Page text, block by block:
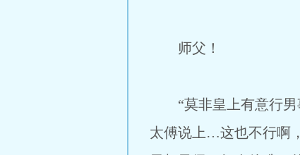
师父！
“莫非皇上有意行男
太傅说上…这也不行啊